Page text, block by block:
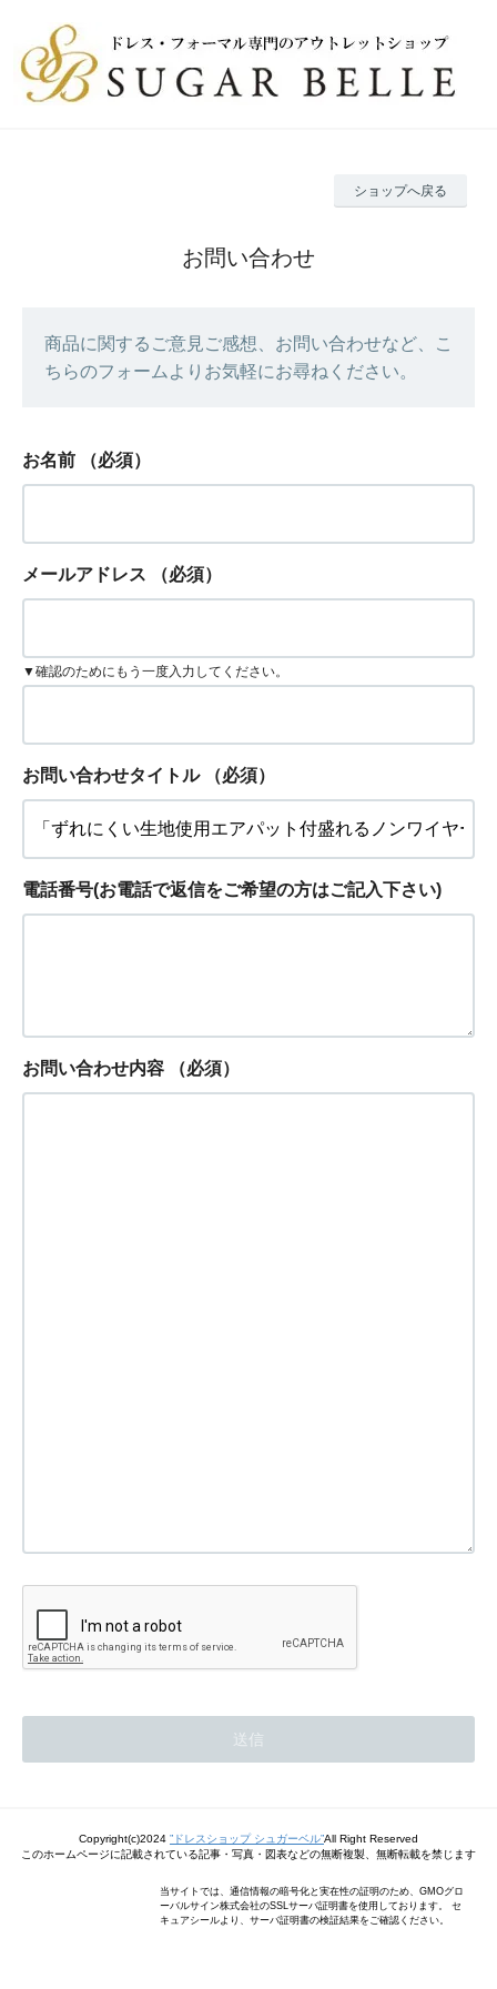
ショップへ戻る
お問い合わせ
商品に関するご意見ご感想、お問い合わせなど、こ
ちらのフォームよりお気軽にお尋ねください。
お名前 （必須）
メールアドレス （必須）
▼確認のためにもう一度入力してください。
お問い合わせタイトル （必須）
電話番号(お電話で返信をご希望の方はご記入下さい)
お問い合わせ内容 （必須）
Copyright(c)2024 ”ドレスショップ シュガーベル”All Right Reserved
このホームページに記載されている記事・写真・図表などの無断複製、無断転載を禁じます
当サイトでは、通信情報の暗号化と実在性の証明のため、GMOグロ
ーバルサイン株式会社のSSLサーバ証明書を使用しております。 セ
キュアシールより、サーバ証明書の検証結果をご確認ください。